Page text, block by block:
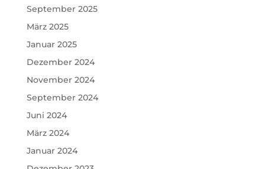
September 2025
März 2025
Januar 2025
Dezember 2024
November 2024
September 2024
Juni 2024
März 2024
Januar 2024